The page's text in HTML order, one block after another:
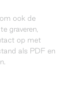
ook de
graveren,
op met
als PDF en